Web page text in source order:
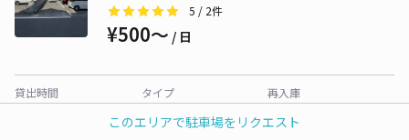
このエリアで駐車場をリクエスト
5 / 2件
¥500〜 / 日
貸出時間
タイプ
再入庫